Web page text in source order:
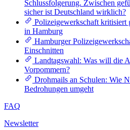
Schlussfolgerung. Zwischen
sicher ist Deutschland wirklich?
Polizeigewerkschaft kritisiert
in Hamburg
Hamburger
Einschnitten
Landtagswahl: Was will die
Vorpommern?
Drohmails an Schulen: Wie
Bedrohungen umgeht
FAQ
Newsletter